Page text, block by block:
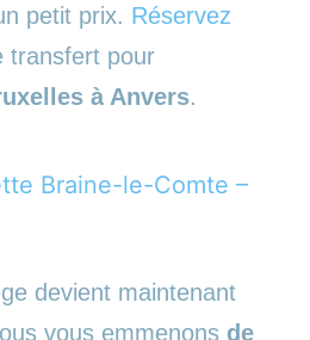
petit prix. Réservez
transfert pour
à Anvers.
Braine-le-Comte –
devient maintenant
vous emmenons de